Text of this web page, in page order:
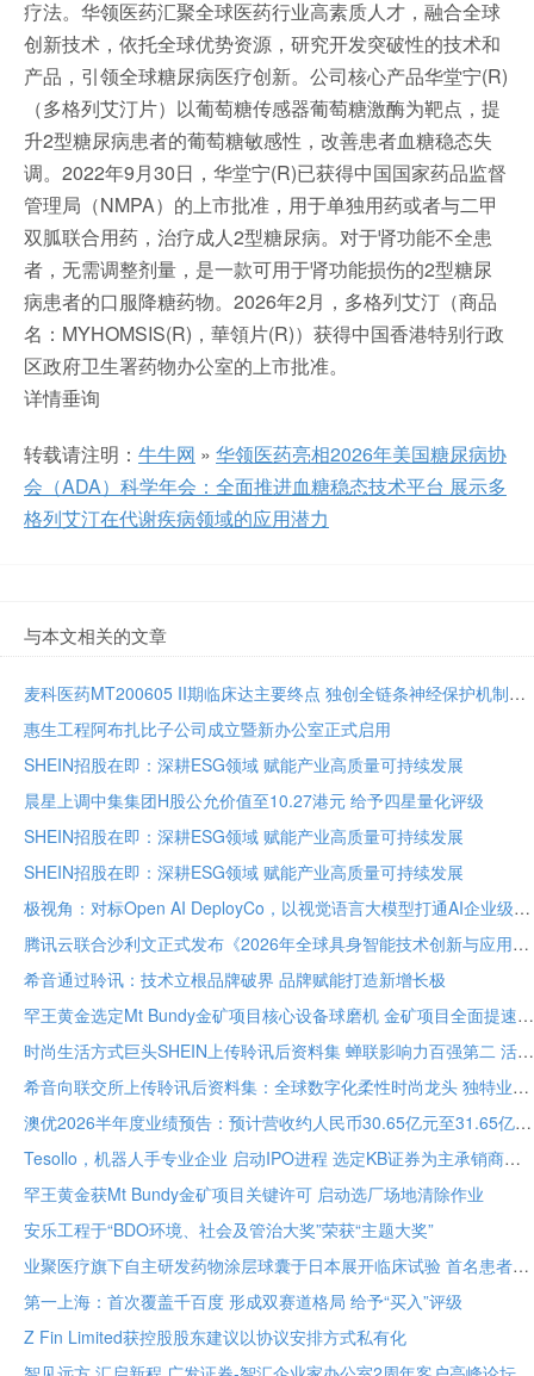
疗法。华领医药汇聚全球医药行业高素质人才，融合全球
创新技术，依托全球优势资源，研究开发突破性的技术和
产品，引领全球糖尿病医疗创新。公司核心产品华堂宁(R)
（多格列艾汀片）以葡萄糖传感器葡萄糖激酶为靶点，提
升2型糖尿病患者的葡萄糖敏感性，改善患者血糖稳态失
调。2022年9月30日，华堂宁(R)已获得中国国家药品监督
管理局（NMPA）的上市批准，用于单独用药或者与二甲
双胍联合用药，治疗成人2型糖尿病。对于肾功能不全患
者，无需调整剂量，是一款可用于肾功能损伤的2型糖尿
病患者的口服降糖药物。2026年2月，多格列艾汀（商品
名：MYHOMSIS(R)，華領片(R)）获得中国香港特别行政
区政府卫生署药物办公室的上市批准。
详情垂询
转载请注明： 牛牛网 » 华领医药亮相2026年美国糖尿病协
会（ADA）科学年会：全面推进血糖稳态技术平台 展示多
格列艾汀在代谢疾病领域的应用潜力
与本文相关的文章
麦科医药MT200605 II期临床达主要终点 独创全链条神经保护机制将亮相国际卒中大会
惠生工程阿布扎比子公司成立暨新办公室正式启用
SHEIN招股在即：深耕ESG领域 赋能产业高质量可持续发展
晨星上调中集集团H股公允价值至10.27港元 给予四星量化评级
SHEIN招股在即：深耕ESG领域 赋能产业高质量可持续发展
SHEIN招股在即：深耕ESG领域 赋能产业高质量可持续发展
极视角：对标Open AI DeployCo，以视觉语言大模型打通AI企业级落地“最后一公里”
腾讯云联合沙利文正式发布《2026年全球具身智能技术创新与应用白皮书》
希音通过聆讯：技术立根品牌破界 品牌赋能打造新增长极
罕王黄金选定Mt Bundy金矿项目核心设备球磨机 金矿项目全面提速
时尚生活方式巨头SHEIN上传聆讯后资料集 蝉联影响力百强第二 活跃顾客达2.73亿
希音向联交所上传聆讯后资料集：全球数字化柔性时尚龙头 独特业务模式构筑坚固护城河
澳优2026半年度业绩预告：预计营收约人民币30.65亿元至31.65亿元 核心业务基础保持稳定
Tesollo，机器人手专业企业 启动IPO进程 选定KB证券为主承销商
罕王黄金获Mt Bundy金矿项目关键许可 启动选厂场地清除作业
安乐工程于“BDO环境、社会及管治大奖”荣获“主题大奖”
业聚医疗旗下自主研发药物涂层球囊于日本展开临床试验 首名患者已入组
第一上海：首次覆盖千百度 形成双赛道格局 给予“买入”评级
Z Fin Limited获控股股东建议以协议安排方式私有化